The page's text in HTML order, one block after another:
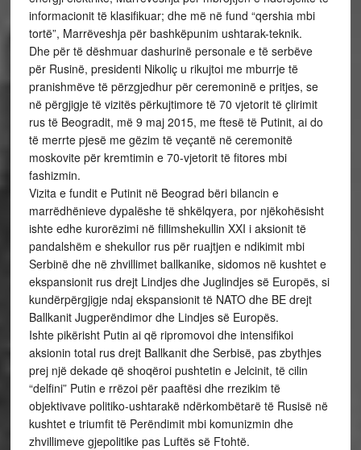
informacionit të klasifikuar; dhe më në fund “qershia mbi
tortë”, Marrëveshja për bashkëpunim ushtarak-teknik.
Dhe për të dëshmuar dashurinë personale e të serbëve
për Rusinë, presidenti Nikoliç u rikujtoi me mburrje të
pranishmëve të përzgjedhur për ceremoninë e pritjes, se
në përgjigje të vizitës përkujtimore të 70 vjetorit të çlirimit
rus të Beogradit, më 9 maj 2015, me ftesë të Putinit, ai do
të merrte pjesë me gëzim të veçantë në ceremonitë
moskovite për kremtimin e 70-vjetorit të fitores mbi
fashizmin.
Vizita e fundit e Putinit në Beograd bëri bilancin e
marrëdhënieve dypalëshe të shkëlqyera, por njëkohësisht
ishte edhe kurorëzimi në fillimshekullin XXI i aksionit të
pandalshëm e shekullor rus për ruajtjen e ndikimit mbi
Serbinë dhe në zhvillimet ballkanike, sidomos në kushtet e
ekspansionit rus drejt Lindjes dhe Juglindjes së Europës, si
kundërpërgjigje ndaj ekspansionit të NATO dhe BE drejt
Ballkanit Jugperëndimor dhe Lindjes së Europës.
Ishte pikërisht Putin ai që ripromovoi dhe intensifikoi
aksionin total rus drejt Ballkanit dhe Serbisë, pas zbythjes
prej një dekade që shoqëroi pushtetin e Jelcinit, të cilin
“delfini” Putin e rrëzoi për paaftësi dhe rrezikim të
objektivave politiko-ushtarakë ndërkombëtarë të Rusisë në
kushtet e triumfit të Perëndimit mbi komunizmin dhe
zhvillimeve gjepolitike pas Luftës së Ftohtë.